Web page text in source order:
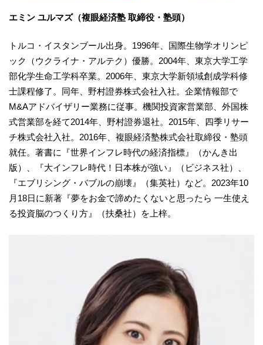
エミン ユルマズ（複眼経済塾 取締役・塾頭）
トルコ・イスタンブール出身。1996年、国際生物学オリンピ
ック（ウクライナ・アルテク）優勝。2004年、東京大学工学
部化学生命工学科卒業。2006年、東京大学新領域創成学科修
士課程修了。同年、野村證券株式会社入社。企業情報部で
M&Aアドバイザリー業務に従事。機関投資家営業部、外国株
式営業部を経て2014年、野村證券退社。2015年、四季リサー
チ株式会社入社。2016年、複眼経済塾株式会社取締役・塾頭
就任。著書に『世界インフレ時代の経済指標』（かんき出
版）、『大インフレ時代！日本株が強い』（ビジネス社）、
『エブリシング・バブルの崩壊』（集英社）など。2023年10
月18日に新著『夢をお金で諦めたくないと思ったら 一生使え
る投資脳のつくり方』（扶桑社）を上梓。